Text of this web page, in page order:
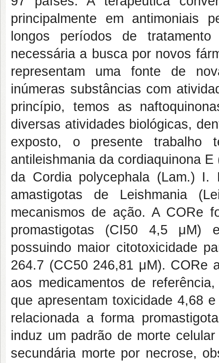
principalmente em antimoniais
longos períodos de
necessária a busca por novos
representam uma fonte de
inúmeras substâncias com
princípio, temos as
diversas atividades biológicas,
exposto, o presente trabalho
antileishmania da cordiaquinona
da Cordia polycephala (Lam.) I.
amastigotas de Leishmania
mecanismos de ação. A CORe
promastigotas (CI50 4,5 μM)
possuindo maior citotoxicidade
264.7 (CC50 246,81 μM). CORe
aos medicamentos de
que apresentam toxicidade 4,68
relacionada a forma
induz um padrão de morte
secundária morte por necrose,